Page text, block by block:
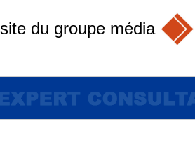
du groupe média